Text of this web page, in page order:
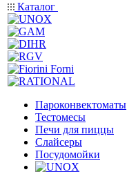
Каталог
Пароконвектоматы
Тестомесы
Печи для пиццы
Слайсеры
Посудомойки